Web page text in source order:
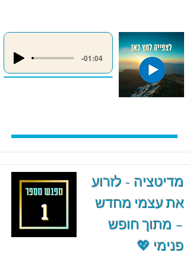
-01:04
מדיטציה - לזרוע
את עצמי מחדש
– מתוך חופש
פנימי 💖